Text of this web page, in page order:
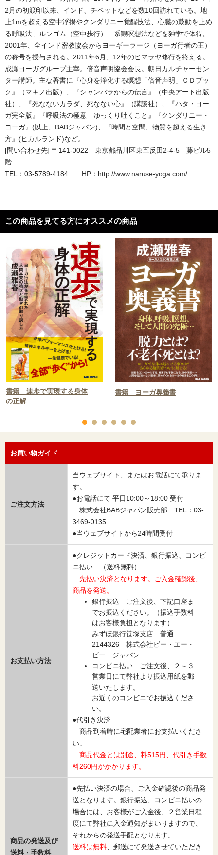
2月の初渡印以来、インド、チベットなどを数10回訪れている。地
上1mを超える空中浮揚やクンダリニー覚醒技法、心臓の鼓動を止め
る呼吸法、ルンゴム（空中歩行）、系観瞑想法などを独学で体得。
2001年、全インド密教協会からヨーギーラージ（ヨーガ行者の王）
の称号を授与される。2011年6月、12年のヒマラヤ修行を終える。
成瀬ヨーガグループ主宰。倍音声明協会会長。朝日カルチャーセン
ター講師。主な著書に『心身を浄化する瞑想「倍音声明」ＣＤブッ
ク』（マキノ出版）、『シャンバラからの伝言』（中央アート出版
社）、『死なないカラダ、死なない心』（講談社）、『ハタ・ヨー
ガ完全版』『呼吸法の極意 ゆっくり吐くこと』『クンダリニー・
ヨーガ』(以上、BABジャパン)、『時間と空間、物質を超える生き
方』(ヒカルランド)など。
[問い合わせ先] 〒141-0022 東京都品川区東五反田2-4-5 藤ビル5
階
TEL：03-5789-4184 HP：http://www.naruse-yoga.com/
この商品を見てる方にオススメの商品
書籍 速歩で実現する身体
の正解
書籍 ヨーガ奥義書
お買い物ガイド
ご注文方法
当ウェブサイト、またはお電話にて承りま
す。
●お電話にて 平日10:00～18:00 受付
株式会社BABジャパン販売部 TEL：03-
3469-0135
●当ウェブサイトから24時間受付
お支払い方法
●クレジットカード決済、銀行振込、コンビ
ニ払い （送料無料）
先払い決済となります。ご入金確認後、
商品を発送。
銀行振込 ご注文後、下記口座ま
でお振込ください。（振込手数料
はお客様負担となります）
みずほ銀行笹塚支店 普通
2144326 株式会社ビー・エー・
ビー・ジャパン
コンビニ払い ご注文後、２～３
営業日にて弊社より振込用紙を郵
送いたします。
お近くのコンビニでお振込くださ
い。
●代引き決済
商品到着時に宅配業者にお支払いくださ
い。
商品代金とは別途、料515円、代引き手数
料260円がかかります。
商品の発送及び
送料・手数料
●先払い決済の場合、ご入金確認後の商品発
送となります。銀行振込、コンビニ払いの
場合には、お客様がご入金後、２営業日程
度にて弊社に入金通知がまいりますので、
それからの発送手配となります。
送料は無料、郵送にて発送させていただき